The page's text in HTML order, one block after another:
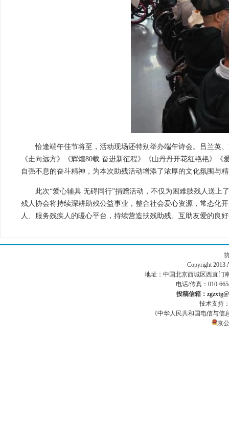
恰逢端午佳节将至，活动现场还特别举办端午诗会。吕兰英
《走向远方》《辉煌80载 奋进新征程》《山丹丹开花红艳艳》
自强不息的奋斗精神，为本次助残活动增添了浓厚的文化氛围与
此次“爱心辅具 无碍同行”捐赠活动，不仅为困难肢残人送
残人协会将持续深耕助残公益事业，整合社会爱心资源，常态化
人、服务残疾人的暖心平台，持续营造扶残助残、互助友爱的良
Copyright 2013
地址：中国北京西城区西直门
电话/传真：010-
投稿信箱：
技术支持
《中华人民共和国电信与
京